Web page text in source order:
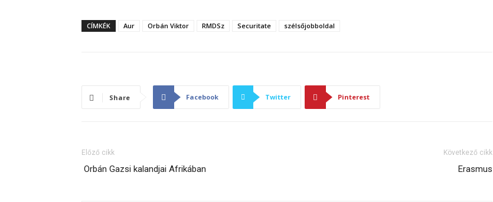
CÍMKÉK Aur Orbán Viktor RMDSz Securitate szélsőjobboldal
Share Facebook Twitter Pinterest
Előző cikk
Orbán Gazsi kalandjai Afrikában
Következő cikk
Erasmus